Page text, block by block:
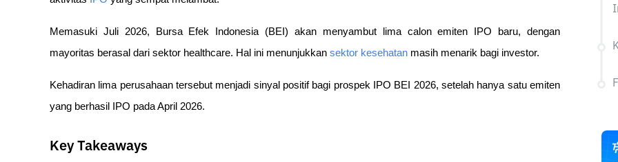
Memasuki Juli 2026, Bursa Efek Indonesia (BEI) akan menyambut lima calon emiten IPO baru, dengan
mayoritas berasal dari sektor healthcare. Hal ini menunjukkan sektor kesehatan masih menarik bagi investor.
Kehadiran lima perusahaan tersebut menjadi sinyal positif bagi prospek IPO BEI 2026, setelah hanya satu emiten
yang berhasil IPO pada April 2026.
Key Takeaways